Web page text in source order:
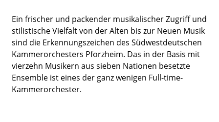
Ein frischer und packender musikalischer Zugriff und
stilistische Vielfalt von der Alten bis zur Neuen Musik
sind die Erkennungszeichen des Südwestdeutschen
Kammerorchesters Pforzheim. Das in der Basis mit
vierzehn Musikern aus sieben Nationen besetzte
Ensemble ist eines der ganz wenigen Full-time-
Kammerorchester.